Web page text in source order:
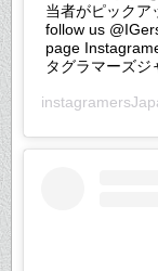
当者がピックア
follow us
page
タグラマーズ